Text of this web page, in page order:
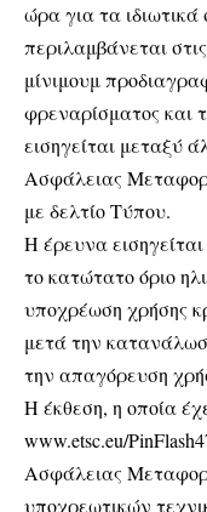
ώρα για τα
περιλαμβάνεται
μίνιμουμ
φρεναρίσματος και
εισηγείται μεταξύ
Ασφάλειας
με δελτίο Τύπου.
Η έρευνα
το κατώτατο όριο
υποχρέωση χρήσης
μετά την
την απαγόρευση
Η έκθεση, η οποία
www.etsc.eu/
Ασφάλειας
υποχρεωτικών